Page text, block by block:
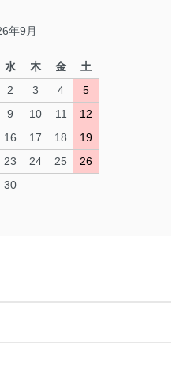
年9月
水 木 金
土
2 3 4
5
9 10 11
12
16 17 18
19
23 24 25
26
30